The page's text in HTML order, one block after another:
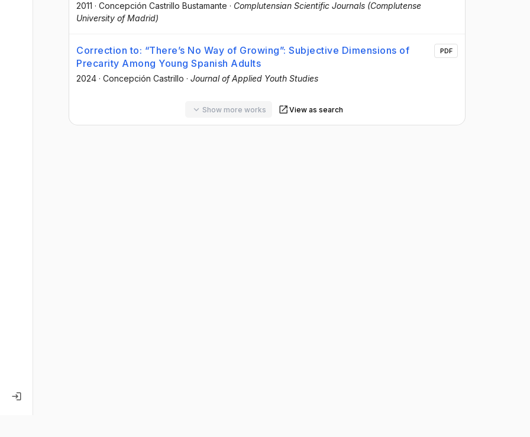
2011 · Concepción Castrillo Bustamante · Complutensian Scientific Journals (Complutense
University of Madrid)
Correction to: “There’s No Way of Growing”: Subjective Dimensions of
Precarity Among Young Spanish Adults
2024 · Concepción Castrillo · Journal of Applied Youth Studies
PDF
Show more works View as search